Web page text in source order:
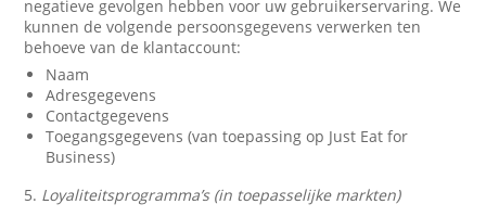
negatieve gevolgen hebben voor uw gebruikerservaring. We
kunnen de volgende persoonsgegevens verwerken ten
behoeve van de klantaccount:
Naam
Adresgegevens
Contactgegevens
Toegangsgegevens (van toepassing op Just Eat for
Business)
5. Loyaliteitsprogramma’s (in toepasselijke markten)